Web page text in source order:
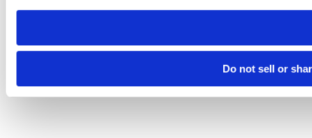
need to be set again.
Do not sell or